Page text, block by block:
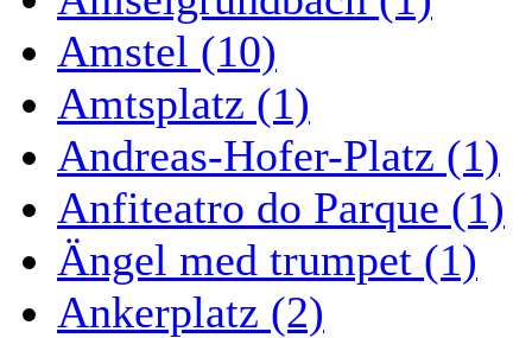
Amstel (10)
Amtsplatz (1)
Andreas-Hofer-Platz (1)
Anfiteatro do Parque (1)
Ängel med trumpet (1)
Ankerplatz (2)